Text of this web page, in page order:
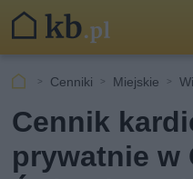
Cenniki Miejskie
Cennik
prywatnie w